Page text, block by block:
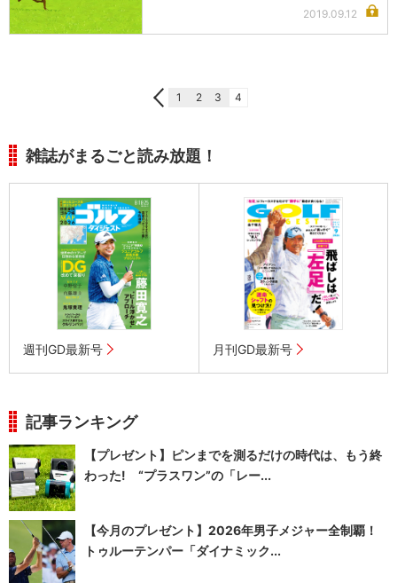
2019.09.12
1 2 3 4
雑誌がまるごと読み放題！
週刊GD最新号 月刊GD最新号
記事ランキング
【プレゼント】ピンまでを測るだけの時代は、もう終
わった! “プラスワン”の「レー...
【今月のプレゼント】2026年男子メジャー全制覇！
トゥルーテンパー「ダイナミック...